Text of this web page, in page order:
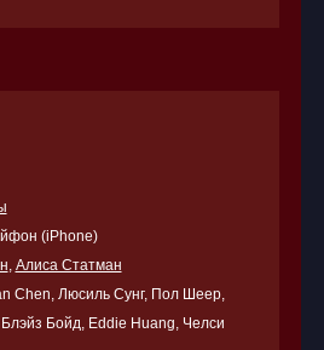
(iPhone)
, Алиса Статман
Chen, Люсиль Сунг, Пол Шеер,
Бойд, Eddie Huang, Челси